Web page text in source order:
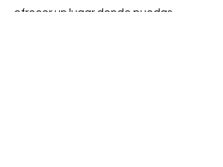
ofrecer un lugar donde puedas